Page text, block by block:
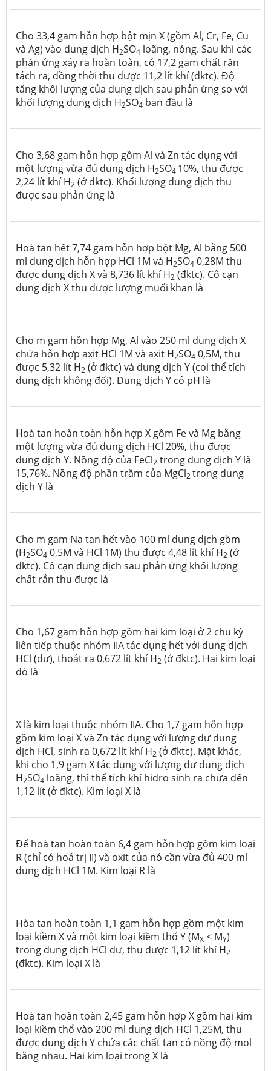
Cho 33,4 gam hỗn hợp bột mịn X (gồm Al, Cr, Fe, Cu
và Ag) vào dung dịch H2SO4 loãng, nóng. Sau khi các
phản ứng xảy ra hoàn toàn, có 17,2 gam chất rắn
tách ra, đồng thời thu được 11,2 lít khí (đktc). Độ
tăng khối lượng của dung dịch sau phản ứng so với
khối lượng dung dịch H2SO4 ban đầu là
Cho 3,68 gam hỗn hợp gồm Al và Zn tác dụng với
một lượng vừa đủ dung dịch H2SO4 10%, thu được
2,24 lít khí H2 (ở đktc). Khối lượng dung dịch thu
được sau phản ứng là
Hoà tan hết 7,74 gam hỗn hợp bột Mg, Al bằng 500
ml dung dịch hỗn hợp HCl 1M và H2SO4 0,28M thu
được dung dịch X và 8,736 lít khí H2 (đktc). Cô cạn
dung dịch X thu được lượng muối khan là
Cho m gam hỗn hợp Mg, Al vào 250 ml dung dịch X
chứa hỗn hợp axit HCl 1M và axit H2SO4 0,5M, thu
được 5,32 lít H2 (ở đktc) và dung dịch Y (coi thể tích
dung dịch không đổi). Dung dịch Y có pH là
Hoà tan hoàn toàn hỗn hợp X gồm Fe và Mg bằng
một lượng vừa đủ dung dịch HCl 20%, thu được
dung dịch Y. Nồng độ của FeCl2 trong dung dịch Y là
15,76%. Nồng độ phần trăm của MgCl2trong dung
dịch Y là
Cho m gam Na tan hết vào 100 ml dung dịch gồm
(H2SO4 0,5M và HCl 1M) thu được 4,48 lít khí H2 (ở
đktc). Cô cạn dung dịch sau phản ứng khối lượng
chất rắn thu được là
Cho 1,67 gam hỗn hợp gồm hai kim loại ở 2 chu kỳ
liên tiếp thuộc nhóm IIA tác dụng hết với dung dịch
HCl (dư), thoát ra 0,672 lít khí H2 (ở đktc). Hai kim loại
đó là
X là kim loại thuộc nhóm IIA. Cho 1,7 gam hỗn hợp
gồm kim loại X và Zn tác dụng với lượng dư dung
dịch HCl, sinh ra 0,672 lít khí H2 (ở đktc). Mặt khác,
khi cho 1,9 gam X tác dụng với lượng dư dung dịch
H2SO4 loãng, thì thể tích khí hiđro sinh ra chưa đến
1,12 lít (ở đktc). Kim loại X là
Để hoà tan hoàn toàn 6,4 gam hỗn hợp gồm kim loại
R (chỉ có hoá trị II) và oxit của nó cần vừa đủ 400 ml
dung dịch HCl 1M. Kim loại R là
Hòa tan hoàn toàn 1,1 gam hỗn hợp gồm một kim
loại kiềm X và một kim loại kiềm thổ Y (MX < MY)
trong dung dịch HCl dư, thu được 1,12 lít khí H2
(đktc). Kim loại X là
Hoà tan hoàn toàn 2,45 gam hỗn hợp X gồm hai kim
loại kiềm thổ vào 200 ml dung dịch HCl 1,25M, thu
được dung dịch Y chứa các chất tan có nồng độ mol
bằng nhau. Hai kim loại trong X là